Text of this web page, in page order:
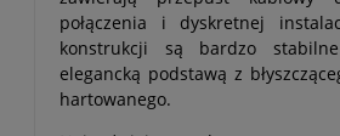
połączenia i dyskretnej
konstrukcji są bardzo
elegancką podstawą z
hartowanego.